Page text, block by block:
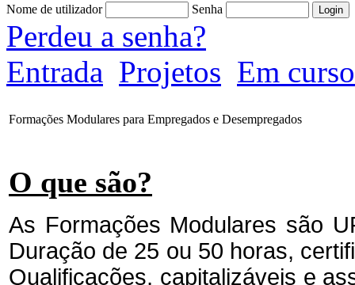
Nome de utilizador Senha
Perdeu a senha?
Entrada Projetos Em curso
Formações Modulares para Empregados e Desempregados
O que são?
As Formações Modulares são
Duração de 25 ou 50 horas,
Qualificações, capitalizáveis e